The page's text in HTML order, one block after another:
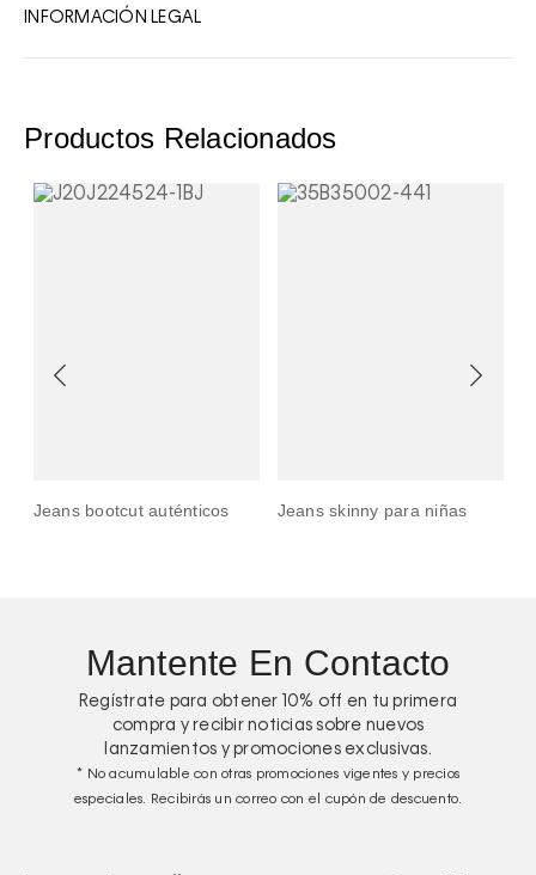
9
INFORMACIÓN LEGAL
Productos Relacionados
Jeans bootcut auténticos Jeans skinny para niñas
Mantente En Contacto
Regístrate para obtener 10% off en tu primera
compra y recibir noticias sobre nuevos
lanzamientos y promociones exclusivas.
* No acumulable con otras promociones vigentes y precios
especiales. Recibirás un correo con el cupón de descuento.